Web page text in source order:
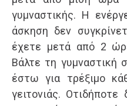
γυμναστικής. Η
άσκηση δεν
έχετε μετά από 2
Βάλτε τη γυμναστική
έστω για τρέξιμο
γειτονιάς.